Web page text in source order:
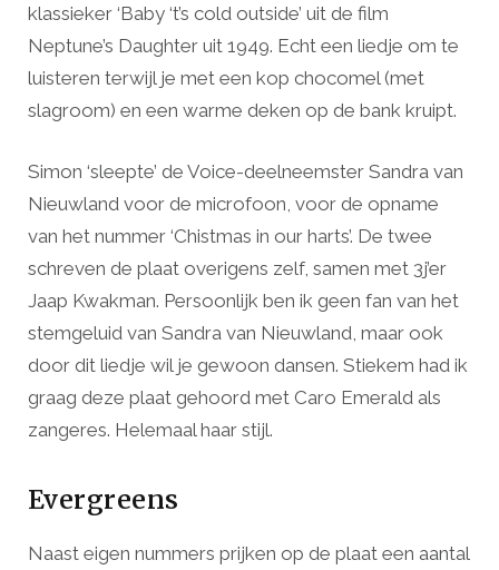
klassieker ‘Baby ‘t’s cold outside’ uit de film
Neptune’s Daughter uit 1949. Echt een liedje om te
luisteren terwijl je met een kop chocomel (met
slagroom) en een warme deken op de bank kruipt.
Simon ‘sleepte’ de Voice-deelneemster Sandra van
Nieuwland voor de microfoon, voor de opname
van het nummer ‘Chistmas in our harts’. De twee
schreven de plaat overigens zelf, samen met 3j’er
Jaap Kwakman. Persoonlijk ben ik geen fan van het
stemgeluid van Sandra van Nieuwland, maar ook
door dit liedje wil je gewoon dansen. Stiekem had ik
graag deze plaat gehoord met Caro Emerald als
zangeres. Helemaal haar stijl.
Evergreens
Naast eigen nummers prijken op de plaat een aantal